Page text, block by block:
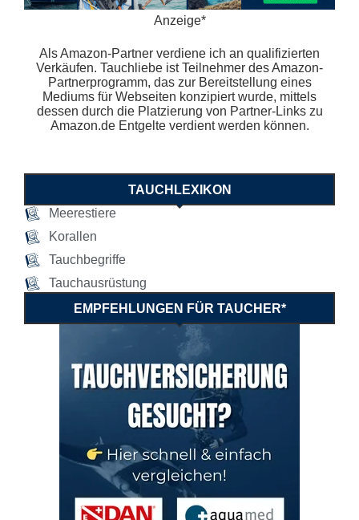
Anzeige*
Als Amazon-Partner verdiene ich an qualifizierten
Verkäufen. Tauchliebe ist Teilnehmer des Amazon-
Partnerprogramm, das zur Bereitstellung eines
Mediums für Webseiten konzipiert wurde, mittels
dessen durch die Platzierung von Partner-Links zu
Amazon.de Entgelte verdient werden können.
TAUCHLEXIKON
Meerestiere
Korallen
Tauchbegriffe
Tauchausrüstung
EMPFEHLUNGEN FÜR TAUCHER*